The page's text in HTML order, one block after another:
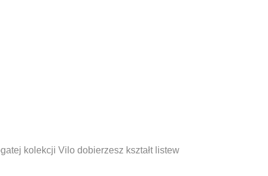
kolekcji Vilo dobierzesz kształt listew